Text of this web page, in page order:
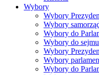
Wybory
Wybory
Wybory
Wybory do
Wybory do
Wybory
Wybory
Wybory do